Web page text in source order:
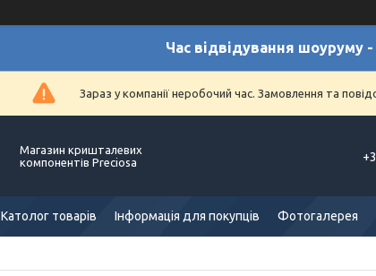
Час відвідування шоуруму
Зараз у компанії неробочий час. Замовлення та
Магазин кришталевих
компонентів Preciosa
Католог товарів Інформація для покупців Фотогалерея